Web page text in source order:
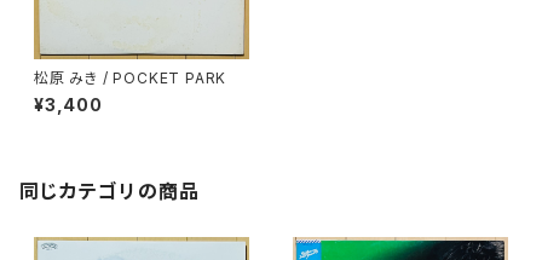
松原 みき / POCKET PARK
¥3,400
同じカテゴリの商品